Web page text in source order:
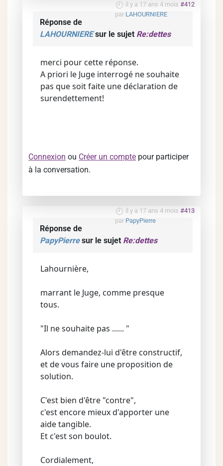
il y a 17 ans 4 mois #412
par LAHOURNIERE
Réponse de
LAHOURNIEREsur le sujet Re:dettes
merci pour cette réponse.
A priori le Juge interrogé ne souhaite
pas que soit faite une déclaration de
surendettement!
Connexion ou Créer un compte pour participer
à la conversation.
il y a 17 ans 4 mois #413
par PapyPierre
Réponse de
PapyPierresur le sujet Re:dettes
Lahournière,
marrant le Juge, comme presque
tous.
"Il ne souhaite pas ...... "
Alors demandez-lui d'être constructif,
et de vous faire une proposition de
solution.
C'est bien d'être "contre",
c'est encore mieux d'apporter une
aide tangible.
Et c'est son boulot.
Cordialement,